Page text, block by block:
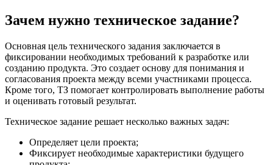
Зачем нужно техническое задание?
Основная цель технического задания заключается в
фиксировании необходимых требований к разработке или
созданию продукта. Это создает основу для понимания и
согласования проекта между всеми участниками процесса.
Кроме того, ТЗ помогает контролировать выполнение работы
и оценивать готовый результат.
Техническое задание решает несколько важных задач:
Определяет цели проекта;
Фиксирует необходимые характеристики будущего